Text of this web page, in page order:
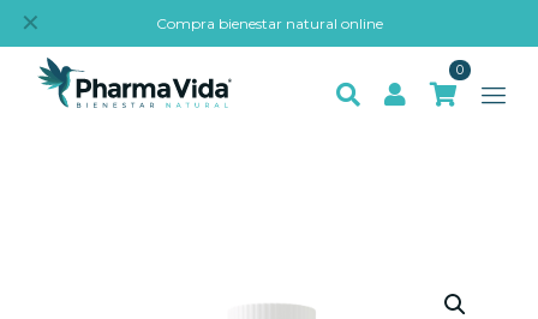
Compra bienestar natural online
✕
0